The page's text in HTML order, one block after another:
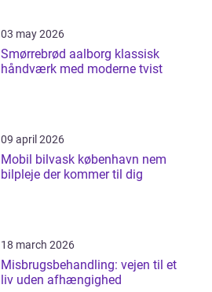
03 may 2026
Smørrebrød aalborg klassisk
håndværk med moderne tvist
09 april 2026
Mobil bilvask københavn nem
bilpleje der kommer til dig
18 march 2026
Misbrugsbehandling: vejen til et
liv uden afhængighed